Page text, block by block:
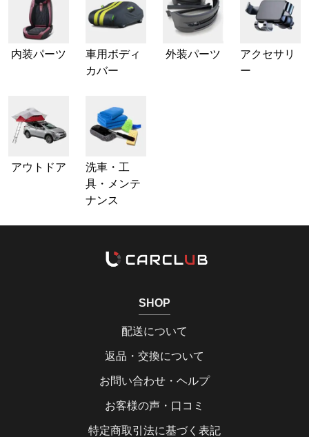
内装パーツ
車用ボディ
カバー
外装パーツ
アクセサリ
ー
アウトドア
洗車・工
具・メンテ
ナンス
SHOP
配送について
返品・交換について
お問い合わせ・ヘルプ
お客様の声・口コミ
特定商取引法に基づく表記